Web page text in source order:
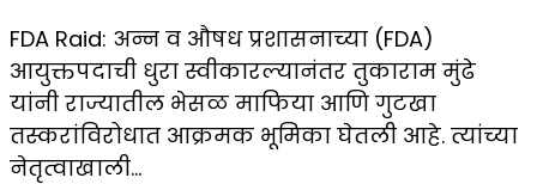
FDA Raid: अन्न व औषध प्रशासनाच्या (FDA)
आयुक्तपदाची धुरा स्वीकारल्यानंतर तुकाराम मुंढे
यांनी राज्यातील भेसळ माफिया आणि गुटखा
तस्करांविरोधात आक्रमक भूमिका घेतली आहे. त्यांच्या
नेतृत्वाखाली…